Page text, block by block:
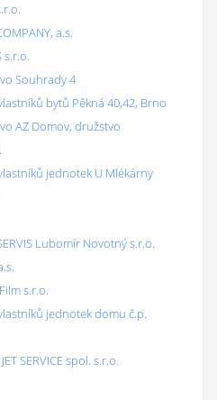
a.s.
s.r.o.
Souhrady 4
bytů Pěkná 40,42, Brno
AZ Domov, družstvo
jednotek U Mlékárny
Lubomír Novotný s.r.o.
s.r.o.
jednotek domu č.p.
SERVICE spol. s.r.o.